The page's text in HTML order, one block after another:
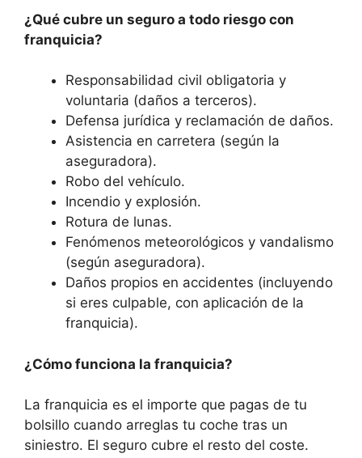
¿Qué cubre un seguro a todo riesgo con
franquicia?
Responsabilidad civil obligatoria y
voluntaria (daños a terceros).
Defensa jurídica y reclamación de daños.
Asistencia en carretera (según la
aseguradora).
Robo del vehículo.
Incendio y explosión.
Rotura de lunas.
Fenómenos meteorológicos y vandalismo
(según aseguradora).
Daños propios en accidentes (incluyendo
si eres culpable, con aplicación de la
franquicia).
¿Cómo funciona la franquicia?
La franquicia es el importe que pagas de tu
bolsillo cuando arreglas tu coche tras un
siniestro. El seguro cubre el resto del coste.